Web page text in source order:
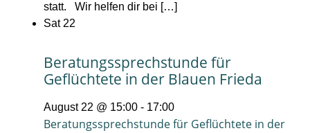
statt. Wir helfen dir bei […]
Sat 22
Beratungssprechstunde für
Geflüchtete in der Blauen Frieda
August 22 @ 15:00 - 17:00
Beratungssprechstunde für Geflüchtete in der